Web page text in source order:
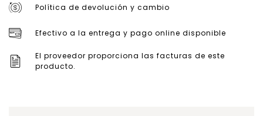
Política de devolución y cambio
Efectivo a la entrega y pago online disponible
El proveedor proporciona las facturas de este
producto.